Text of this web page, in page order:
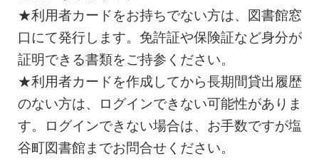
★利用者カードをお持ちでない方は、図書館窓
口にて発行します。免許証や保険証など身分が
証明できる書類をご持参ください。
★利用者カードを作成してから長期間貸出履歴
のない方は、ログインできない可能性がありま
す。ログインできない場合は、お手数ですが塩
谷町図書館までお問合せください。